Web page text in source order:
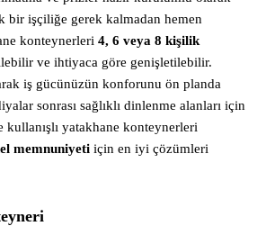
bir işçiliğe gerek kalmadan hemen
konteynerleri 4, 6 veya 8 kişilik
ve ihtiyaca göre genişletilebilir.
iş gücünüzün konforunu ön planda
sonrası sağlıklı dinlenme alanları için
kullanışlı yatakhane konteynerleri
memnuniyeti için en iyi çözümleri